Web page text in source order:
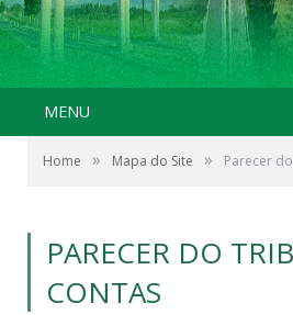
MENU
Home » Mapa do Site » Parecer
PARECER DO
CONTAS